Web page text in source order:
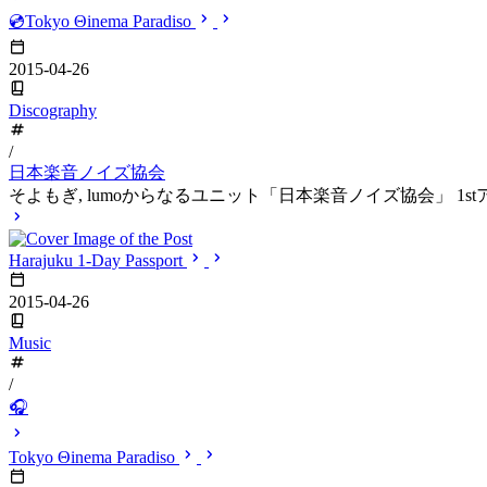
💿Tokyo Θinema Paradiso
2015-04-26
Discography
/
日本楽音ノイズ協会
そよもぎ, lumoからなるユニット「日本楽音ノイズ協会」 1st
Harajuku 1-Day Passport
2015-04-26
Music
/
🎧
Tokyo Θinema Paradiso